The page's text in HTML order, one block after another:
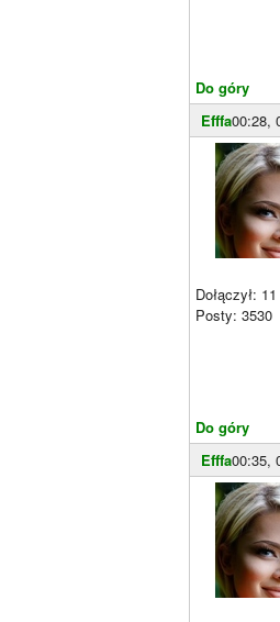
Do góry
Efffa00:28,
Dołączył:
Posty: 3530
Do góry
Efffa00:35,